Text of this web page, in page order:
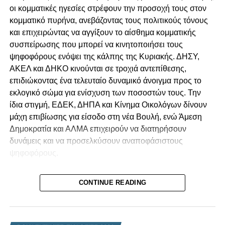
οποιονδήποτε πρωτοβουλιών έχουν
πραγματοποιηθεί.
Να διευκρινιστεί επακριβώς αν υπήρξαν
προτάσεις, σε ποιο επίπεδο συζητήθηκαν και ποια
ήταν η θέση της ηγεσίας.
Να επαναβεβαιωθεί η θεσμική διαδικασία βάσει
της οποίας λαμβάνονται αποφάσεις που αφορούν
τη στρατηγική του κόμματος ενόψει εκλογών ή
αδιαπραγμάτευτες αρχές για τη ΔΗΠΑ. Για να
διαφυλαχθούν, θεωρώ αναγκαία την άμεση και συλλογική
οι κομματικές ηγεσίες στρέφουν την προσοχή τους στον
κομματικό πυρήνα, ανεβάζοντας τους πολιτικούς τόνους
και επιχειρώντας να αγγίξουν το αίσθημα κομματικής
συσπείρωσης που μπορεί να κινητοποιήσει τους
ψηφοφόρους ενόψει της κάλπης της Κυριακής. ΔΗΣΥ,
ΑΚΕΛ και ΔΗΚΟ κινούνται σε τροχιά αντεπίθεσης,
επιδιώκοντας ένα τελευταίο δυναμικό άνοιγμα προς το
εκλογικό σώμα για ενίσχυση των ποσοστών τους. Την
ίδια στιγμή, ΕΔΕΚ, ΔΗΠΑ και Κίνημα Οικολόγων δίνουν
μάχη επιβίωσης για είσοδο στη νέα Βουλή, ενώ Άμεση
Δημοκρατία και ΑΛΜΑ επιχειρούν να διατηρήσουν
δυνάμεις και να προσελκύσουν αναποφάσιστους
Αννίτα: Πάμε για νίκη απέναντι
στον λαϊκισμό
CONTINUE READING